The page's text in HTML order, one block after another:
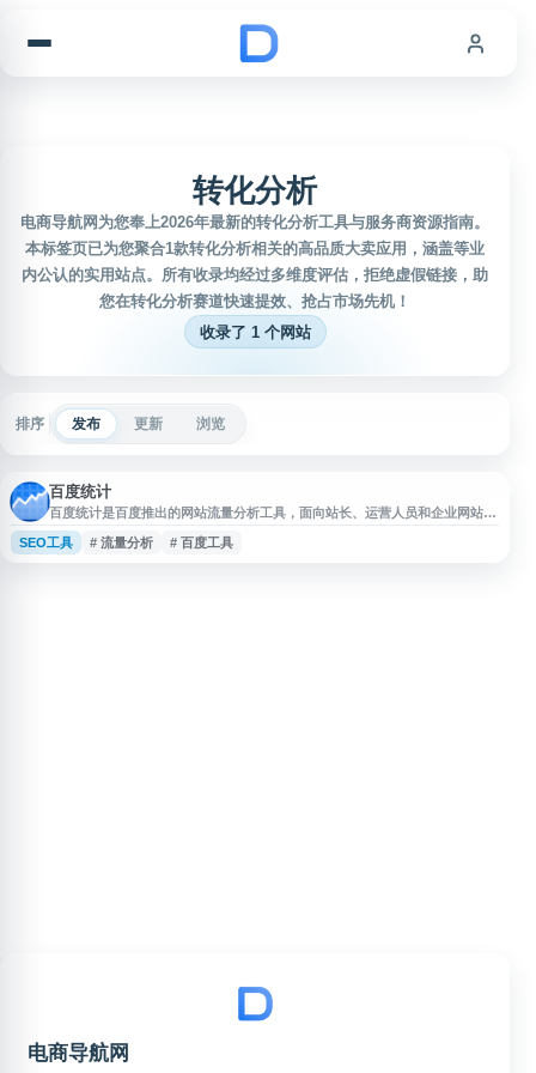
转化分析
电商导航网为您奉上2026年最新的转化分析工具与服务商资源指南。
本标签页已为您聚合1款转化分析相关的高品质大卖应用，涵盖等业
内公认的实用站点。所有收录均经过多维度评估，拒绝虚假链接，助
您在转化分析赛道快速提效、抢占市场先机！
收录了 1 个网站
排序 发布 更新 浏览
百度统计
百度统计是百度推出的网站流量分析工具，面向站长、运营人员和企业网站提
供访问数据监测与分析服务。通过部署统计代码，用户可查看网站访问量、访
客来源、页面浏览、地域分布、设备类型、转化路径等数据，帮助了解用户行
SEO工具 # 流量分析 # 百度工具
电商导航网